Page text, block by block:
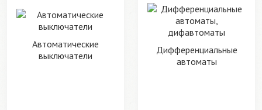
Автоматические
выключатели
Дифференциальные
автоматы